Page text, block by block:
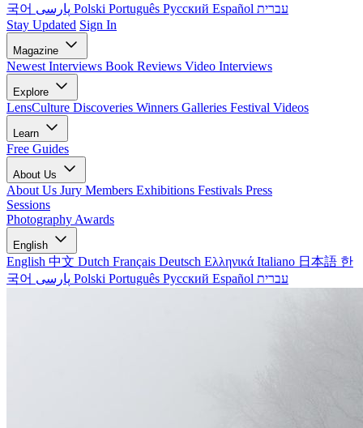
국어
Polski Português Русский Español עברית
Stay Updated Sign In
Magazine
Newest Interviews Book Reviews Video Interviews
Explore
LensCulture Discoveries Winners Galleries Festival Videos
Learn
Free Guides
About Us
About Us Jury Members Exhibitions Festivals Press
Sessions
Photography Awards
English
English 中文 Dutch Français Deutsch Ελληνικά Italiano 日本語 한
국어
Polski Português Русский Español עברית